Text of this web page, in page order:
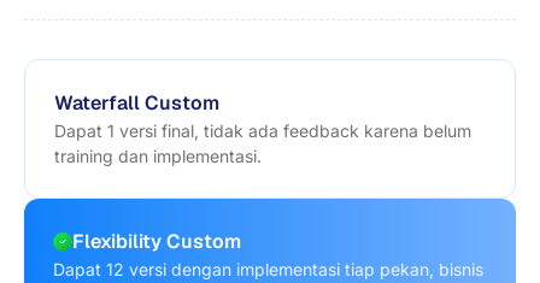
Waterfall Custom
Dapat 1 versi final, tidak ada feedback karena belum
training dan implementasi.
Flexibility Custom
Dapat 12 versi dengan implementasi tiap pekan, bisnis